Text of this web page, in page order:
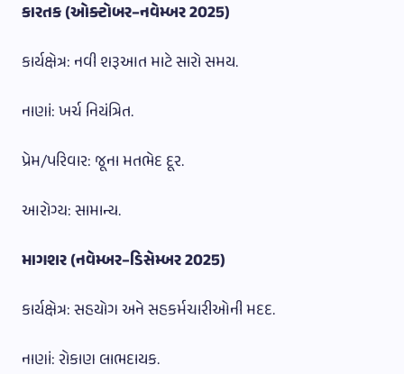
કારતક (ઓક્ટોબર–નવેમ્બર 2025)
કાર્યક્ષેત્ર: નવી શરૂઆત માટે સારો સમય.
નાણાં: ખર્ચ નિયંત્રિત.
પ્રેમ/પરિવાર: જૂના મતભેદ દૂર.
આરોગ્ય: સામાન્ય.
માગશર (નવેમ્બર–ડિસેમ્બર 2025)
કાર્યક્ષેત્ર: સહયોગ અને સહકર્મચારીઓની મદદ.
નાણાં: રોકાણ લાભદાયક.